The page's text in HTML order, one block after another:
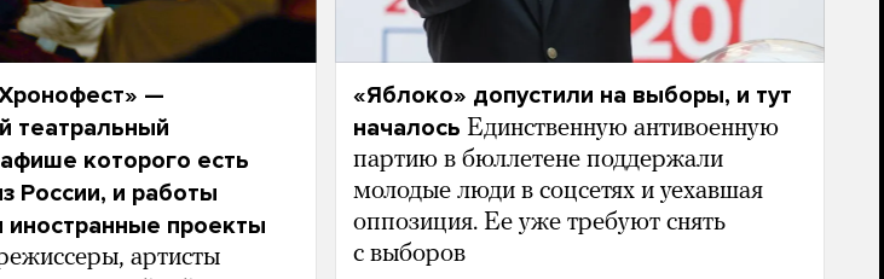
—
театральный
которого есть
России, и работы
иностранные проекты
артисты
«Яблоко» допустили на выборы, и тут
началось Единственную антивоенную
партию в бюллетене поддержали
молодые люди в соцсетях и уехавшая
оппозиция. Ее уже требуют снять
с выборов